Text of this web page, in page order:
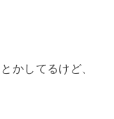
かしてるけど、